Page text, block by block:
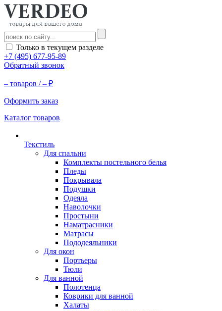
Только в текущем разделе
+7 (495) 677-95-89
Обратный звонок
– товаров /– ₽
Оформить заказ
Каталог товаров
Текстиль
Для спальни
Комплекты постельного белья
Пледы
Покрывала
Подушки
Одеяла
Наволочки
Простыни
Наматрасники
Матрасы
Пододеяльники
Для окон
Портьеры
Тюли
Для ванной
Полотенца
Коврики для ванной
Халаты